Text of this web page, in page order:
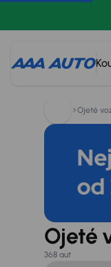
Hledáte:
Ojeté
Ojeté
368 aut